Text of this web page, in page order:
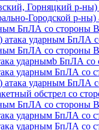
Горняцкий р-
Городской р-
БпЛА со стороны
атака ударным БпЛА
БпЛА со стороны
ударнымb БпЛА
ударным БпЛА со
атака ударным БпЛА
обстрел со
БпЛА со стороны
ударным БпЛА со
ударным БпЛА со